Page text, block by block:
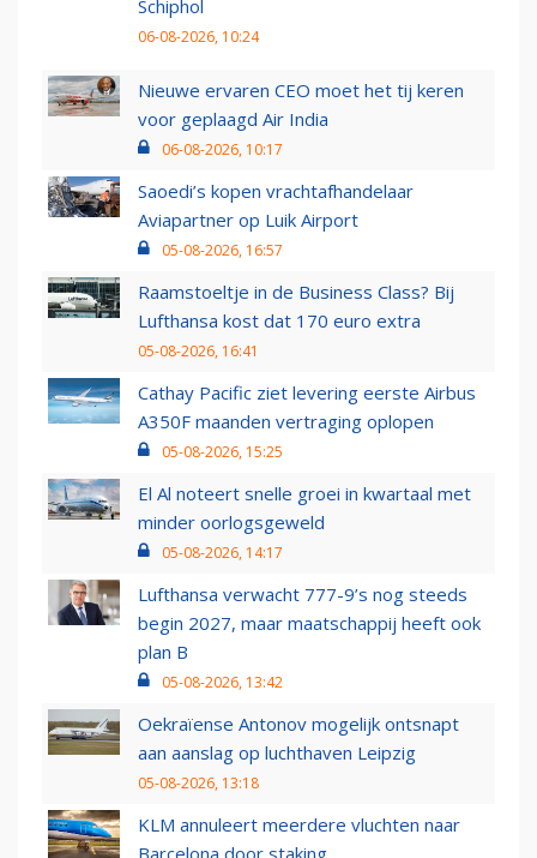
Schiphol
06-08-2026, 10:24
Nieuwe ervaren CEO moet het tij keren
voor geplaagd Air India
06-08-2026, 10:17
Saoedi’s kopen vrachtafhandelaar
Aviapartner op Luik Airport
05-08-2026, 16:57
Raamstoeltje in de Business Class? Bij
Lufthansa kost dat 170 euro extra
05-08-2026, 16:41
Cathay Pacific ziet levering eerste Airbus
A350F maanden vertraging oplopen
05-08-2026, 15:25
El Al noteert snelle groei in kwartaal met
minder oorlogsgeweld
05-08-2026, 14:17
Lufthansa verwacht 777-9’s nog steeds
begin 2027, maar maatschappij heeft ook
plan B
05-08-2026, 13:42
Oekraïense Antonov mogelijk ontsnapt
aan aanslag op luchthaven Leipzig
05-08-2026, 13:18
KLM annuleert meerdere vluchten naar